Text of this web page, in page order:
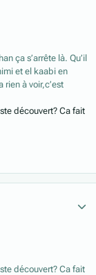
ça s’arrête là. Qu’il
et el kaabi en
rien à voir,c’est
découvert? Ca fait
découvert? Ca fait